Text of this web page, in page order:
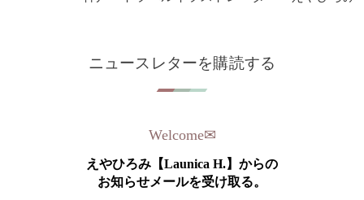
ニュースレターを購読する
Welcome✉︎
えやひろみ【Launica H.】からの
お知らせメールを受け取る。